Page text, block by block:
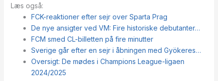
Læs også:
FCK-reaktioner efter sejr over Sparta Prag
De nye ansigter ved VM: Fire historiske debutanter…
FCM smed CL-billetten på fire minutter
Sverige går efter en sejr i åbningen med Gyökeres…
Oversigt: De mødes i Champions League-ligaen
2024/2025